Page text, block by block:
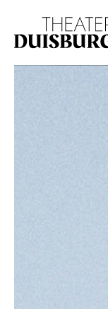
Zur Hauptnavigation
Zum Footer springen